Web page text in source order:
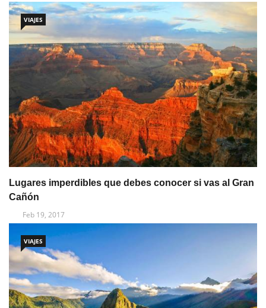
VIAJES
Lugares imperdibles que debes conocer si vas al Gran
Cañón
Feb 19, 2017
VIAJES